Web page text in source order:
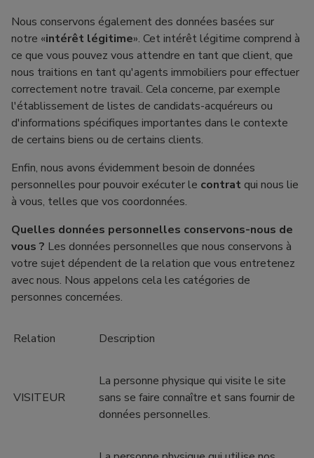
Nous conservons également des données basées sur
notre «intérêt légitime». Cet intérêt légitime comprend à
ce que vous pouvez vous attendre en tant que client, que
nous traitions en tant qu'agents immobiliers pour effectuer
correctement notre travail. Cela concerne, par exemple
l'établissement de listes de candidats-acquéreurs ou
d'informations spécifiques importantes dans le contexte
de certains biens ou de certains clients.
Enfin, nous avons évidemment besoin de données
personnelles pour pouvoir exécuter le contrat qui nous lie
à vous, telles que vos coordonnées.
Quelles données personnelles conservons-nous de
vous ? Les données personnelles que nous conservons à
votre sujet dépendent de la relation que vous entretenez
avec nous. Nous appelons cela les catégories de
personnes concernées.
Relation Description
VISITEUR
La personne physique qui visite le site
sans se faire connaître et sans fournir de
données personnelles.